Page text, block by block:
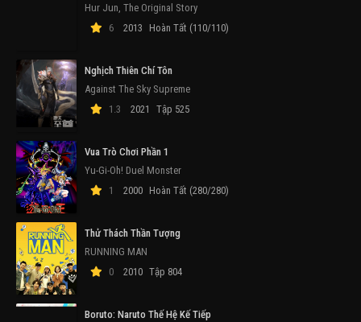
Hur Jun, The Original Story
6
2013 Hoàn Tất (110/110)
Nghịch Thiên Chí Tôn
Against The Sky Supreme
1.3
2021 Tập 525
Vua Trò Chơi Phần 1
Yu-Gi-Oh! Duel Monster
1
2000 Hoàn Tất (280/280)
Thử Thách Thần Tượng
RUNNING MAN
0
2010 Tập 804
Boruto: Naruto Thế Hệ Kế Tiếp